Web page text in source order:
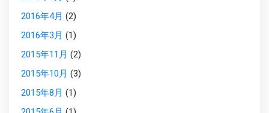
2016年4月 (2)
2016年3月 (1)
2015年11月 (2)
2015年10月 (3)
2015年8月 (1)